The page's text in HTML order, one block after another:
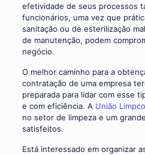
efetividade de seus processos
funcionários, uma vez que
sanitação ou de esterilização
de manutenção, podem
negócio.
O melhor caminho para a
contratação de uma empresa
preparada para lidar com esse
e com eficiência. A União
no setor de limpeza e um
satisfeitos.
Está interessado em organizar